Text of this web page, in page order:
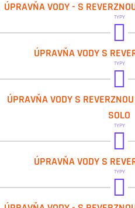
IVAR.EST M
IVAR.EST
ÚPRAVŇA VODY - S
TYPY
IVAR.MCB
IVAR.MRO
ÚPRAVŇA VODY S
TYPY
IVAR.SOLO
ÚPRAVŇA VODY S
SOLO
TYPY
IVAR.M GPD
ÚPRAVŇA VODY S
TYPY